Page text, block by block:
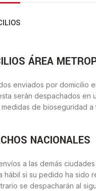
ÁREA
enviados por domicilio
serán despachados en
medidas de bioseguridad
NACIONALES
a las demás
hábil si su pedido ha sido
se despacharán al